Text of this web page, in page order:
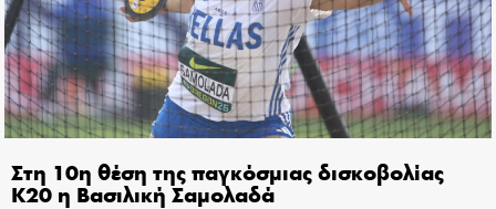
Στη 10η θέση της παγκόσμιας δισκοβολίας
Κ20 η Βασιλική Σαμολαδά